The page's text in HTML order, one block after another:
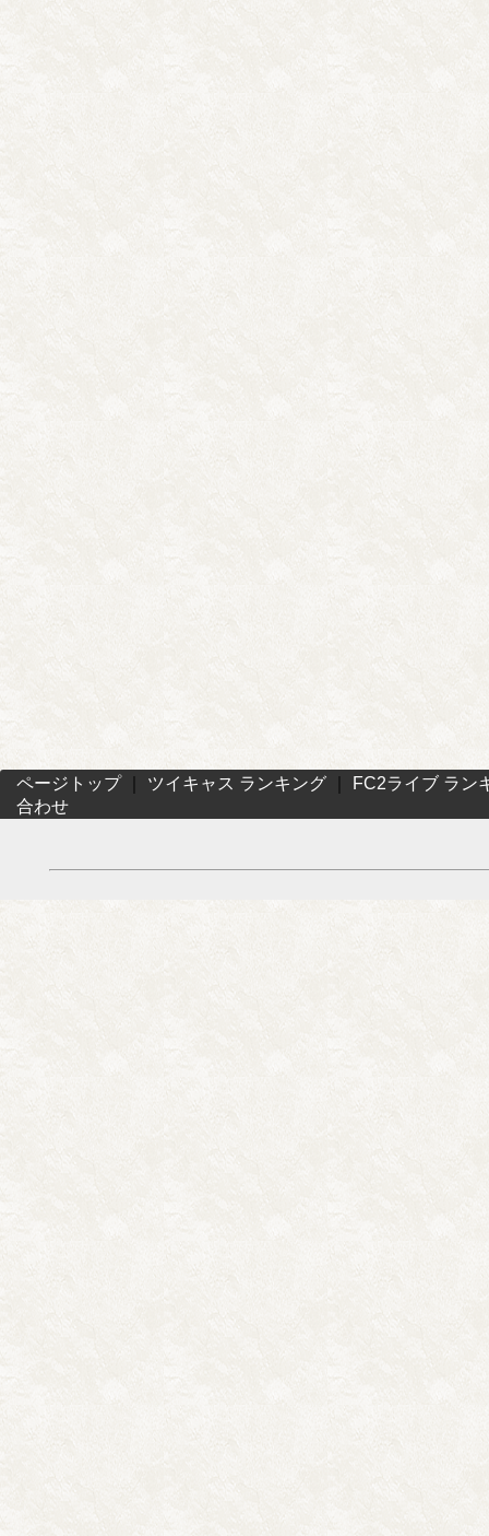
ページトップ｜ ツイキャス ランキング
FC2ライブ ラン
合わせ